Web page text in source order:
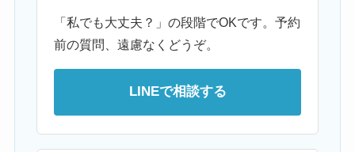
「私でも大丈夫？」の段階でOKです。予約
前の質問、遠慮なくどうぞ。
LINEで相談する